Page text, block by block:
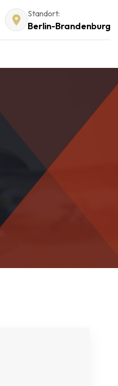
Standort:
Berlin-Brandenburg